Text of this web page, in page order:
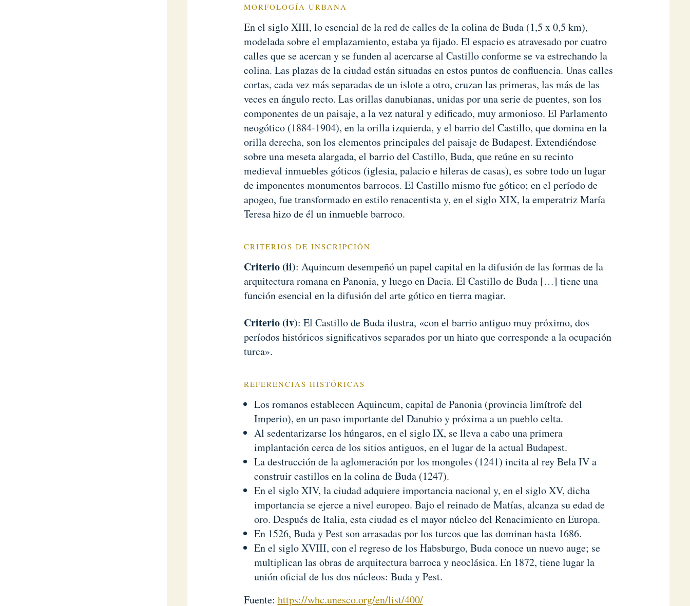
MORFOLOGÍA URBANA
En el siglo XIII, lo esencial de la red de calles de la colina de Buda (1,5 x 0,5 km),
modelada sobre el emplazamiento, estaba ya fijado. El espacio es atravesado por cuatro
calles que se acercan y se funden al acercarse al Castillo conforme se va estrechando la
colina. Las plazas de la ciudad están situadas en estos puntos de confluencia. Unas calles
cortas, cada vez más separadas de un islote a otro, cruzan las primeras, las más de las
veces en ángulo recto. Las orillas danubianas, unidas por una serie de puentes, son los
componentes de un paisaje, a la vez natural y edificado, muy armonioso. El Parlamento
neogótico (1884-1904), en la orilla izquierda, y el barrio del Castillo, que domina en la
orilla derecha, son los elementos principales del paisaje de Budapest. Extendiéndose
sobre una meseta alargada, el barrio del Castillo, Buda, que reúne en su recinto
medieval inmuebles góticos (iglesia, palacio e hileras de casas), es sobre todo un lugar
de imponentes monumentos barrocos. El Castillo mismo fue gótico; en el período de
apogeo, fue transformado en estilo renacentista y, en el siglo XIX, la emperatriz María
Teresa hizo de él un inmueble barroco.
CRITERIOS DE INSCRIPCIÓN
Criterio (ii): Aquincum desempeñó un papel capital en la difusión de las formas de la
arquitectura romana en Panonia, y luego en Dacia. El Castillo de Buda […] tiene una
función esencial en la difusión del arte gótico en tierra magiar.
Criterio (iv): El Castillo de Buda ilustra, «con el barrio antiguo muy próximo, dos
períodos históricos significativos separados por un hiato que corresponde a la ocupación
turca».
REFERENCIAS HISTÓRICAS
Los romanos establecen Aquincum, capital de Panonia (provincia limítrofe del
Imperio), en un paso importante del Danubio y próxima a un pueblo celta.
Al sedentarizarse los húngaros, en el siglo IX, se lleva a cabo una primera
implantación cerca de los sitios antiguos, en el lugar de la actual Budapest.
La destrucción de la aglomeración por los mongoles (1241) incita al rey Bela IV a
construir castillos en la colina de Buda (1247).
En el siglo XIV, la ciudad adquiere importancia nacional y, en el siglo XV, dicha
importancia se ejerce a nivel europeo. Bajo el reinado de Matías, alcanza su edad de
oro. Después de Italia, esta ciudad es el mayor núcleo del Renacimiento en Europa.
En 1526, Buda y Pest son arrasadas por los turcos que las dominan hasta 1686.
En el siglo XVIII, con el regreso de los Habsburgo, Buda conoce un nuevo auge; se
multiplican las obras de arquitectura barroca y neoclásica. En 1872, tiene lugar la
unión oficial de los dos núcleos: Buda y Pest.
Fuente: https://whc.unesco.org/en/list/400/